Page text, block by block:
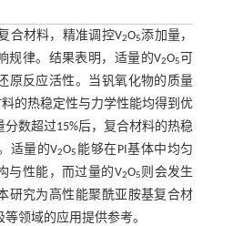
合材料，精准调控V2O5添加量，
规律。结果表明，适量的V2O5 可
原反应活性。当钒氧化物的质量
的热稳定性与力学性能均得到优
数超过15%后，复合材料的热稳
适量的V2O5 能够在PI基体中均匀
与性能，而过量的V2O5则会发生
研究为高性能聚酰亚胺基复合材
领域的应用提供参考。